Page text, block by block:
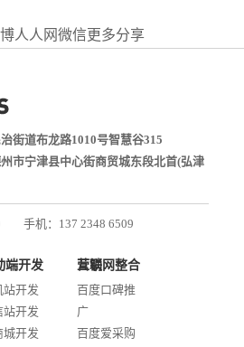
人人网微信更多分享
街道布龙路1010号智慧谷315
市宁津县中心街商贸城东段北首(弘津
手机：137 2348 6509
端开发
站开发
站开发
城开发
互联网整合营销
百度口碑推
广
百度爱采购